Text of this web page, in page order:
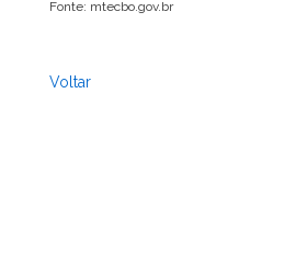
Fonte: mtecbo.gov.br
Voltar